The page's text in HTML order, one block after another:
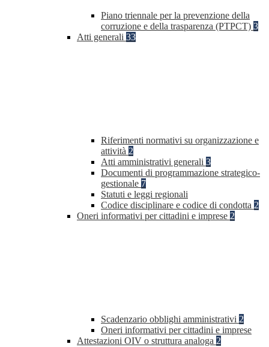
Piano triennale per la prevenzione della
corruzione e della trasparenza (PTPCT) 3
Atti generali 33
Riferimenti normativi su organizzazione e
attività 2
Atti amministrativi generali 3
Documenti di programmazione strategico-
gestionale 7
Statuti e leggi regionali
Codice disciplinare e codice di condotta 2
Oneri informativi per cittadini e imprese 2
Scadenzario obblighi amministrativi 2
Oneri informativi per cittadini e imprese
Attestazioni OIV o struttura analoga 2